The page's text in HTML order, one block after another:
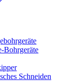
Bohrgeräte
Schneiden